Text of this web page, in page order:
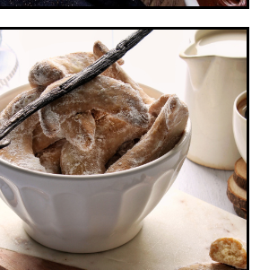
(VEGAN, SANS GLUTEN)